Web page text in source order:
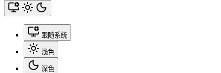
跟随系统
浅色
深色